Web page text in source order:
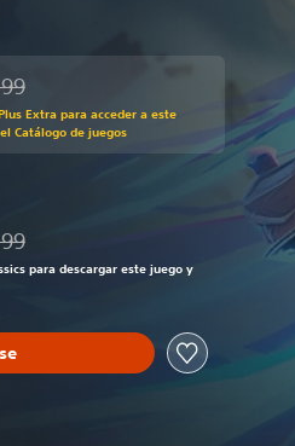
del precio original de US$29.99
Extra para acceder a este
Catálogo de juegos
del precio original de US$29.99
para descargar este juego y